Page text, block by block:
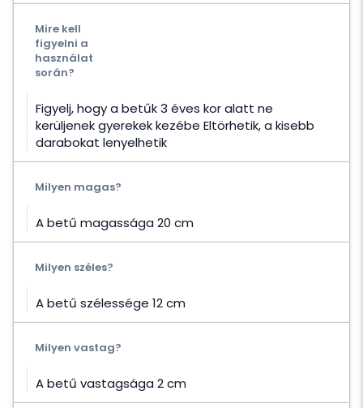
Mire kell
figyelni a
használat
során?
Figyelj, hogy a betűk 3 éves kor alatt ne
kerüljenek gyerekek kezébe Eltörhetik, a kisebb
darabokat lenyelhetik
Milyen magas?
A betű magassága 20 cm
Milyen széles?
A betű szélessége 12 cm
Milyen vastag?
A betű vastagsága 2 cm